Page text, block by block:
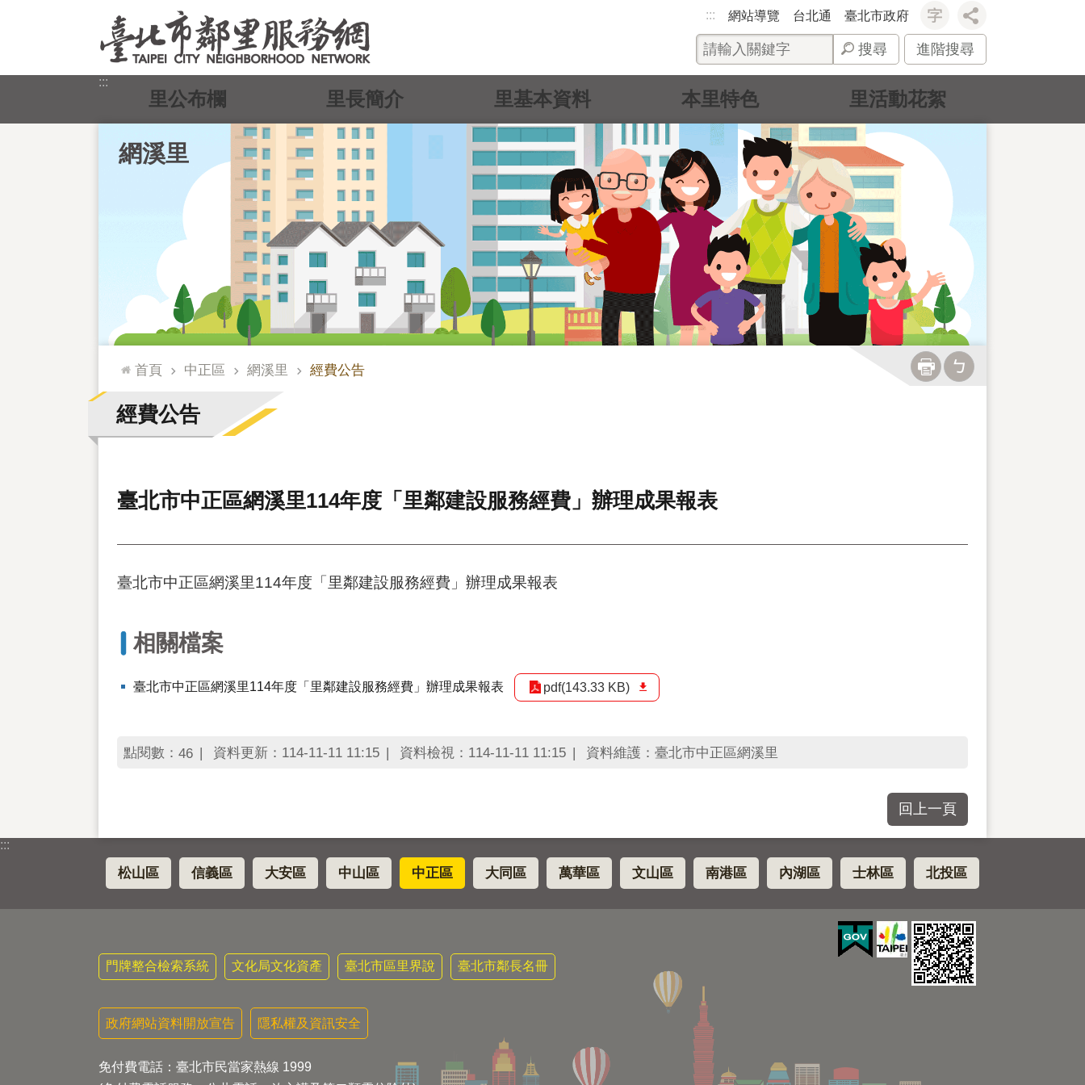
::: 網站導覽 台北通 臺北市政府
搜尋 進階搜尋
:::
網溪里
里公布欄 里長簡介 里基本資料 本里特色 里活動花絮
::: 首頁 中正區 網溪里 經費公告
經費公告
臺北市中正區網溪里114年度「里鄰建設服務經費」辦理成果報表
臺北市中正區網溪里114年度「里鄰建設服務經費」辦理成果報表
相關檔案
臺北市中正區網溪里114年度「里鄰建設服務經費」辦理成果報表 pdf(143.33 KB)
點閱數： 46 資料更新：114-11-11 11:15 資料檢視：114-11-11 11:15 資料維護：臺北市中正區網溪里
回上一頁
:::
松山區 信義區 大安區 中山區 中正區 大同區 萬華區 文山區 南港區 內湖區 士林區 北投區
門牌整合檢索系統 文化局文化資產 臺北市區里界說 臺北市鄰長名冊
政府網站資料開放宣告 隱私權及資訊安全
免付費電話：臺北市民當家熱線 1999